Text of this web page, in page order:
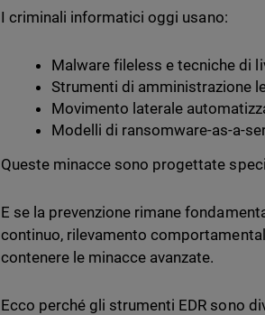
I criminali informatici oggi usano:
Malware fileless e tecniche di
Strumenti di amministrazione
Movimento laterale
Modelli di ransomware-as-a-
Queste minacce sono progettate
E se la prevenzione rimane
continuo, rilevamento
contenere le minacce avanzate.
Ecco perché gli strumenti EDR sono